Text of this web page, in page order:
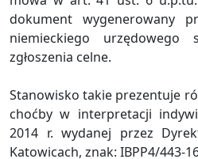
dokument wygenerowany
niemieckiego urzędowego
zgłoszenia celne.
Stanowisko takie prezentuje
choćby w interpretacji
2014 r. wydanej przez
Katowicach, znak: IBPP4/443-